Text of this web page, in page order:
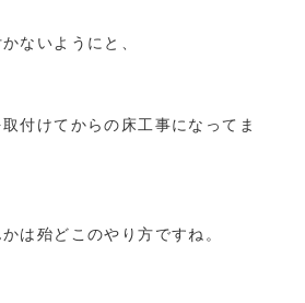
ないようにと、
付けてからの床工事になってま
は殆どこのやり方ですね。